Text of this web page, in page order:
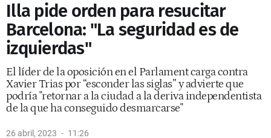
Illa pide orden para resucitar
Barcelona: "La seguridad es de
izquierdas"
El líder de la oposición en el Parlament carga contra
Xavier Trias por “esconder las siglas” y advierte que
podría "retornar a la ciudad a la deriva independentista
de la que ha conseguido desmarcarse"
26 abril, 2023 11:26